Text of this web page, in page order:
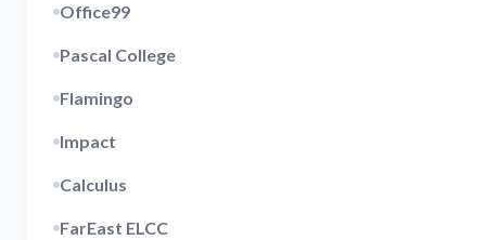
Office99
Pascal College
Flamingo
Impact
Calculus
FarEast ELCC